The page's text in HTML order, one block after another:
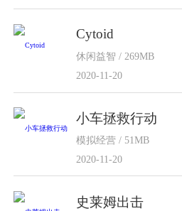
Cytoid
休闲益智 / 269MB
2020-11-20
小车拯救行动
模拟经营 / 51MB
2020-11-20
史莱姆出击